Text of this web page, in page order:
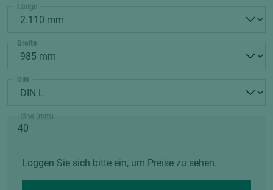
Länge
Breite
DIN
Höhe (mm)
Loggen Sie sich bitte ein, um Preise zu sehen.